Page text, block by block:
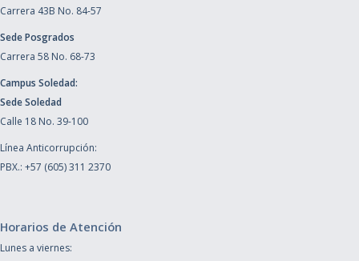
Carrera 43B No. 84-57
Sede Posgrados
Carrera 58 No. 68-73
Campus Soledad:
Sede Soledad
Calle 18 No. 39-100
Línea Anticorrupción:
PBX.: +57 (605) 311 2370
Horarios de Atención
Lunes a viernes: